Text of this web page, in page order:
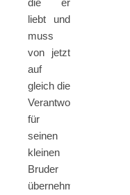
die er
liebt und
muss
von jetzt
auf
gleich die
Verantwortung
für
seinen
kleinen
Bruder
übernehmen.